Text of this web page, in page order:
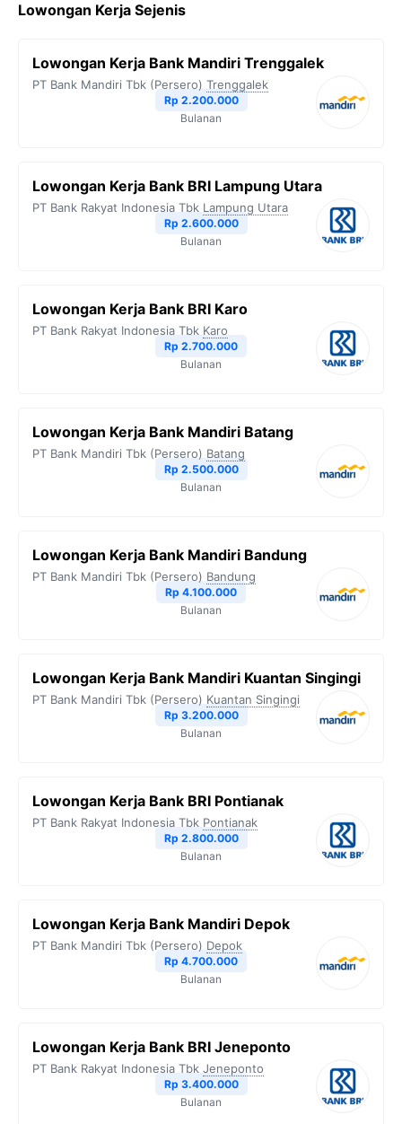
e
o
t
e
e
r
t
A
y
n
k
Lowongan Kerja Sejenis
Lowongan Kerja Bank Mandiri Trenggalek
PT Bank Mandiri Tbk (Persero) Trenggalek
Rp 2.200.000
Bulanan
Lowongan Kerja Bank BRI Lampung Utara
PT Bank Rakyat Indonesia Tbk Lampung Utara
Rp 2.600.000
Bulanan
Lowongan Kerja Bank BRI Karo
PT Bank Rakyat Indonesia Tbk Karo
Rp 2.700.000
Bulanan
Lowongan Kerja Bank Mandiri Batang
PT Bank Mandiri Tbk (Persero) Batang
Rp 2.500.000
Bulanan
Lowongan Kerja Bank Mandiri Bandung
PT Bank Mandiri Tbk (Persero) Bandung
Rp 4.100.000
Bulanan
Lowongan Kerja Bank Mandiri Kuantan Singingi
PT Bank Mandiri Tbk (Persero) Kuantan Singingi
Rp 3.200.000
Bulanan
Lowongan Kerja Bank BRI Pontianak
PT Bank Rakyat Indonesia Tbk Pontianak
Rp 2.800.000
Bulanan
Lowongan Kerja Bank Mandiri Depok
PT Bank Mandiri Tbk (Persero) Depok
Rp 4.700.000
Bulanan
Lowongan Kerja Bank BRI Jeneponto
PT Bank Rakyat Indonesia Tbk Jeneponto
Rp 3.400.000
Bulanan